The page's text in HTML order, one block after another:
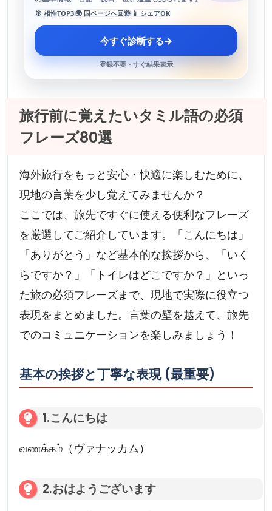
🎯 相性TOP3🌍 国ページへ回遊 📱 シェアOK
今すぐ診断する→
登録不要・すぐ結果表示
旅行前に覚えたいタミル語の必須
フレーズ80選
海外旅行をもっと安心・快適に楽しむために、
現地の言葉を少し覚えてみませんか？
ここでは、旅先ですぐに使える便利なフレーズ
を厳選してご紹介しています。「こんにちは」
「ありがとう」など基本的な挨拶から、「いく
らですか？」「トイレはどこですか？」といっ
た旅の必須フレーズまで、現地で実際に役立つ
表現をまとめました。言葉の壁を越えて、旅先
でのコミュニケーションを楽しみましょう！
基本の挨拶と丁寧な表現 (最重要)
1.こんにちは
வணக்கம்（ヴァナッカム）
2.おはようございます